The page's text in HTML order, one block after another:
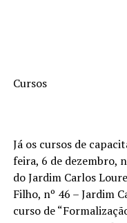
Cursos
Já os cursos de
feira, 6 de dezembro,
do Jardim Carlos
Filho, nº 46 – Jardim
curso de